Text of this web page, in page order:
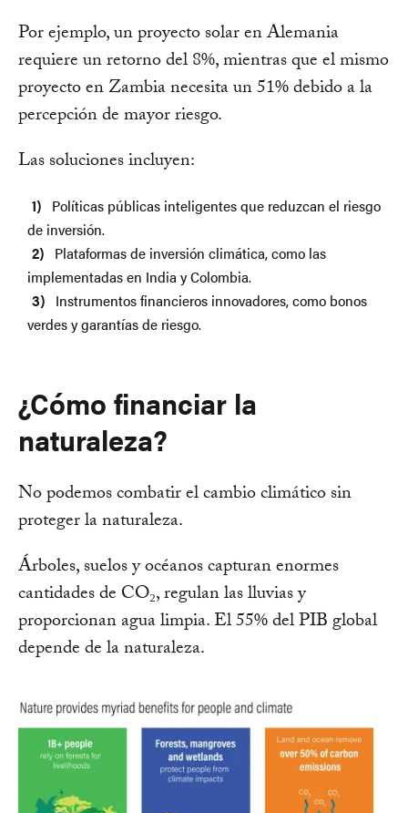
Por ejemplo, un proyecto solar en Alemania
requiere un retorno del 8%, mientras que el mismo
proyecto en Zambia necesita un 51% debido a la
percepción de mayor riesgo.
Las soluciones incluyen:
Políticas públicas inteligentes que reduzcan el riesgo
de inversión.
Plataformas de inversión climática, como las
implementadas en India y Colombia.
Instrumentos financieros innovadores, como bonos
verdes y garantías de riesgo.
¿Cómo financiar la
naturaleza?
No podemos combatir el cambio climático sin
proteger la naturaleza.
Árboles, suelos y océanos capturan enormes
cantidades de CO₂, regulan las lluvias y
proporcionan agua limpia. El 55% del PIB global
depende de la naturaleza.